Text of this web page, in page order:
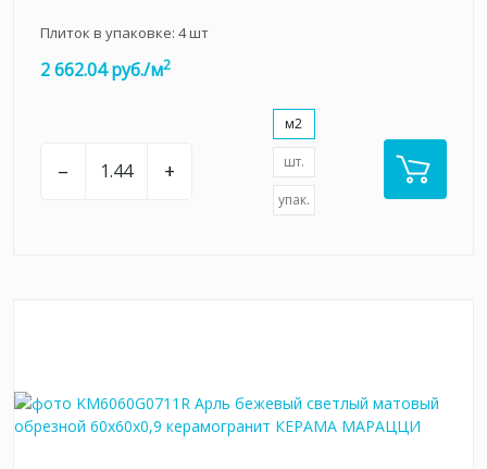
Плиток в упаковке: 4шт
2 662.04 руб./м2
– +
м2
шт.
упак.